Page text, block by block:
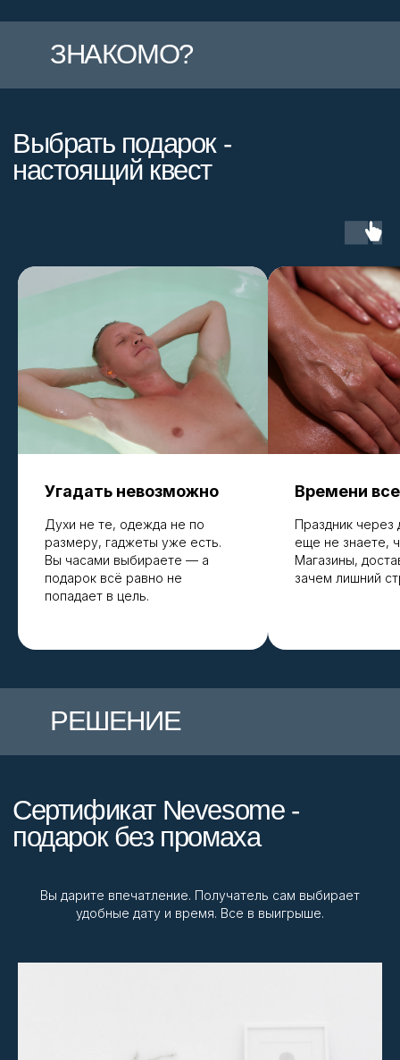
Угадать невозможно
Духи не те, одежда не по
размеру, гаджеты уже есть.
Вы часами выбираете — а
подарок всё равно не
попадает в цель.
Времени
Праздник через
еще не знаете,
Магазины,
зачем лишний
РЕШЕНИЕ
Сертификат Nevesome -
подарок без промаха
Вы дарите впечатление. Получатель сам выбирает
удобные дату и время. Все в выигрыше.